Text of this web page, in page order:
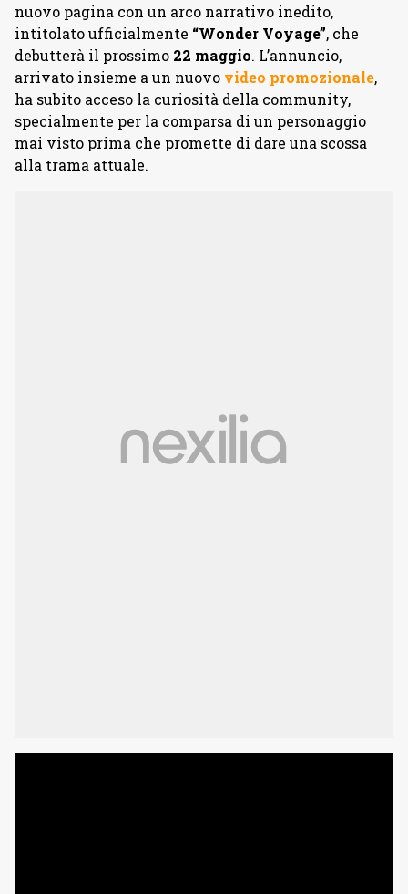
nuovo pagina con un arco narrativo inedito,
intitolato ufficialmente “Wonder Voyage”, che
debutterà il prossimo 22 maggio. L’annuncio,
arrivato insieme a un nuovo video promozionale,
ha subito acceso la curiosità della community,
specialmente per la comparsa di un personaggio
mai visto prima che promette di dare una scossa
alla trama attuale.